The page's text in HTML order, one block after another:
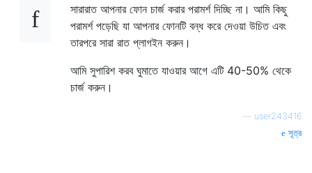
সারারাত আপনার ফোন চার্জ করার পরামর্শ দিচ্ছি না। আমি কিছু
পরামর্শ পড়েছি যা আপনার ফোনটি বন্ধ করে দেওয়া উচিত এবং
তারপরে সারা রাত প্লাগইন করুন।
আমি সুপারিশ করব ঘুমাতে যাওয়ার আগে এটি 40-50% থেকে
চার্জ করুন।
user243416
সূত্র